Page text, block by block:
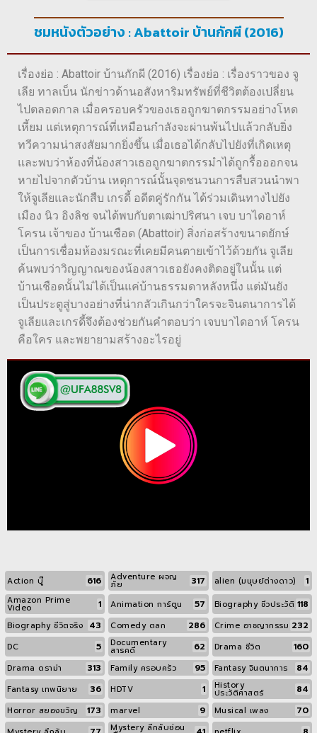
ชมหนังตัวอย่าง : Abattoir บ้านกักผี (2016)
เรื่องย่อ : Abattoir บ้านกักผี (2016) เรื่องย่อ : เรื่องราวของ จู
เลีย ทาลเบ็น นักข่าวด้านอสังหาริมทรัพย์ที่ชีวิตต้องเปลี่ยน
ไปตลอดกาล เมื่อครอบครัวของเธอถูกฆาตกรรมอย่างโหด
เหี้ยม แต่เหตุการณ์ที่เหมือนกำลังจะผ่านพ้นไปแล้วกลับยิ่ง
ทวีความน่าสงสัยมากยิ่งขึ้น เมื่อเธอได้กลับไปยังที่เกิดเหตุ
และพบว่าห้องที่น้องสาวเธอถูกฆาตกรรมำได้ถูกรื้อออกจน
หายไปจากตัวบ้าน เหตุการณ์นั้นจุดชนวนการสืบสวนนำพา
ให้จูเลียและนักสืบ เกรดี้ อดีตคู่รักกัน ได้ร่วมเดินทางไปยัง
เมือง นิว อิงลิช จนได้พบกับตาเฒ่าปริศนา เจบ บาไดอาห์
โครน เจ้าของ บ้านเชือด (Abattoir) สิ่งก่อสร้างขนาดยักษ์
เป็นการเชื่อมห้องมรณะที่เคยมีคนตายเข้าไว้ด้วยกัน จูเลีย
ค้นพบว่าวิญญาณของน้องสาวเธอยังคงติดอยู่ในนั้น แต่
บ้านเชือดนั้นไม่ได้เป็นแค่บ้านธรรมดาหลังหนึ่ง แต่มันยัง
เป็นประตูสู่บางอย่างที่น่ากลัวเกินกว่าใครจะจินตนาการได้
จูเลียและเกรดี้จึงต้องช่วยกันคำตอบว่า เจบบาไดอาห์ โครน
คือใคร และพยายามสร้างอะไรอยู่
Action บู๊ 616 Adventure ผจญ
ภัย 317 alien (มนุษย์ต่างดาว) 1
Amazon Prime
Video 1 Animation การ์ตูน 57 Biography ชีวประวัติ 118
Biography ชีวิตจริง 43 Comedy ตลก 286 Crime อาชญากรรม 232
DC 5 Documentary
สารคดี 62 Drama ชีวิต 160
Drama ดราม่า 313 Family ครอบครัว 95 Fantasy จินตนาการ 84
Fantasy เทพนิยาย 36 HDTV 1 History
ประวัติศาสตร์ 84
Horror สยองขวัญ 173 marvel 9 Musical เพลง 70
Mystery ลึกลับซ่อน